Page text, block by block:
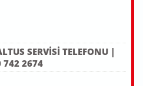
SERVISI TELEFONU |
742 2674